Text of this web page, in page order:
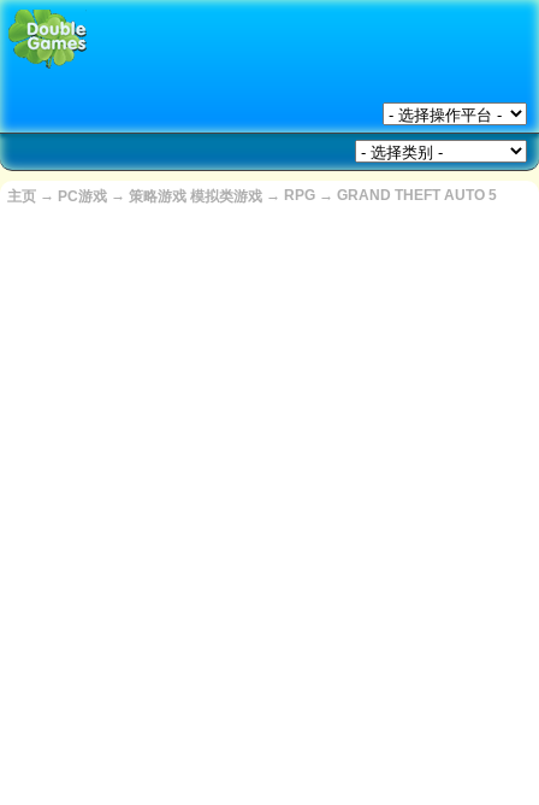
主页 → PC游戏 → 策略游戏 模拟类游戏 → RPG → GRAND THEFT AUTO 5